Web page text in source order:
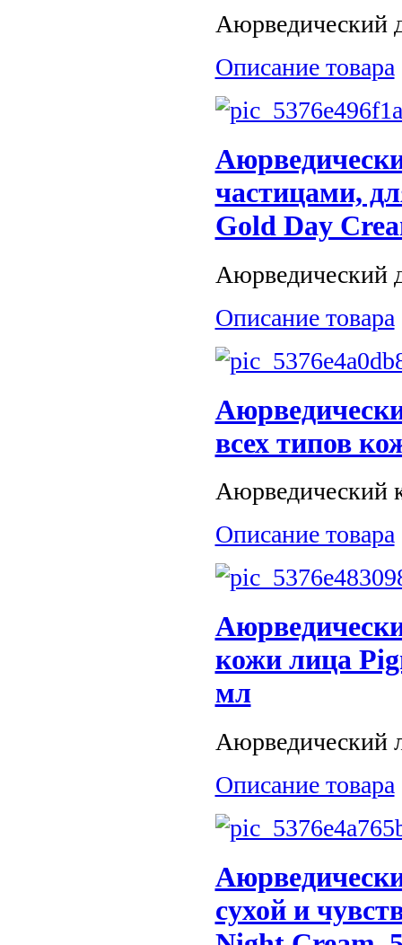
Аюрведический
Описание товара
частицами,
Gold Day
Аюрведический
Описание товара
всех типов
Аюрведический
Описание товара
кожи лица
мл
Аюрведический
Описание товара
сухой и